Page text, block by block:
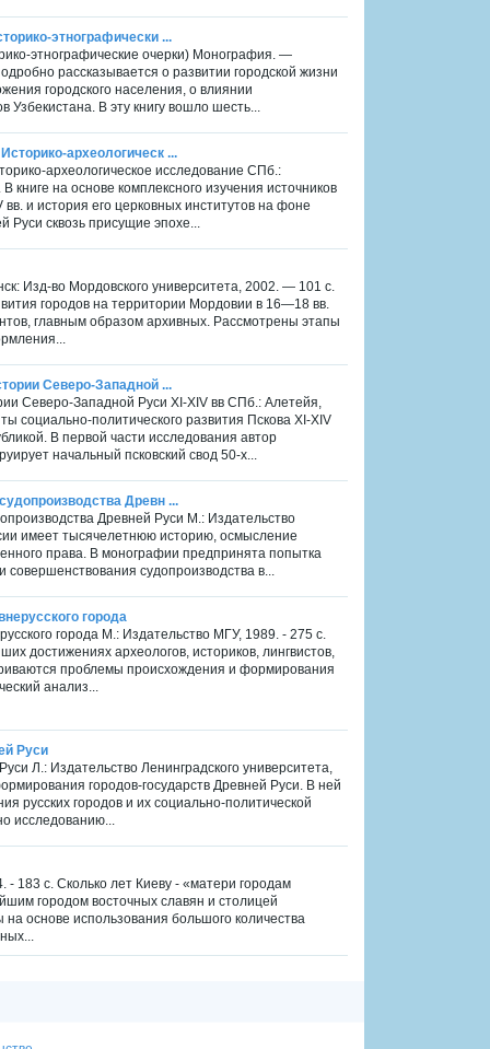
этнографически ...
этнографические очерки) Монография. —
рассказывается о развитии городской жизни
городского населения, о влиянии
В эту книгу вошло шесть...
археологическ ...
археологическое исследование СПб.:
на основе комплексного изучения источников
и история его церковных институтов на фоне
сквозь присущие эпохе...
Изд-во Мордовского университета, 2002. — 101 с.
городов на территории Мордовии в 16—18 вв.
главным образом архивных. Рассмотрены этапы
Северо-Западной ...
Северо-Западной Руси XI-XIV вв СПб.: Алетейя,
политического развития Пскова XI-XIV
В первой части исследования автор
начальный псковский свод 50-х...
Древн ...
Древней Руси М.: Издательство
имеет тысячелетнюю историю, осмысление
права. В монографии предпринята попытка
судопроизводства в...
города
города М.: Издательство МГУ, 1989. - 275 с.
достижениях археологов, историков, лингвистов,
проблемы происхождения и формирования
анализ...
Руси
Л.: Издательство Ленинградского университета,
городов-государств Древней Руси. В ней
русских городов и их социально-политической
исследованию...
- 183 с. Сколько лет Киеву - «матери городам
городом восточных славян и столицей
на основе использования большого количества